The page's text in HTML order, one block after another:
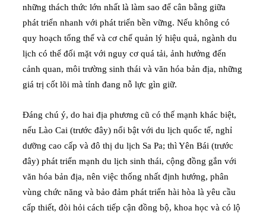
những thách thức lớn nhất là làm sao để cân bằng giữa
phát triển nhanh với phát triển bền vững. Nếu không có
quy hoạch tổng thể và cơ chế quản lý hiệu quả, ngành du
lịch có thể đối mặt với nguy cơ quá tải, ảnh hưởng đến
cảnh quan, môi trường sinh thái và văn hóa bản địa, những
giá trị cốt lõi mà tỉnh đang nỗ lực gìn giữ.
Đáng chú ý, do hai địa phương cũ có thế mạnh khác biệt,
nếu Lào Cai (trước đây) nổi bật với du lịch quốc tế, nghỉ
dưỡng cao cấp và đô thị du lịch Sa Pa; thì Yên Bái (trước
đây) phát triển mạnh du lịch sinh thái, cộng đồng gắn với
văn hóa bản địa, nên việc thống nhất định hướng, phân
vùng chức năng và bảo đảm phát triển hài hòa là yêu cầu
cấp thiết, đòi hỏi cách tiếp cận đồng bộ, khoa học và có lộ